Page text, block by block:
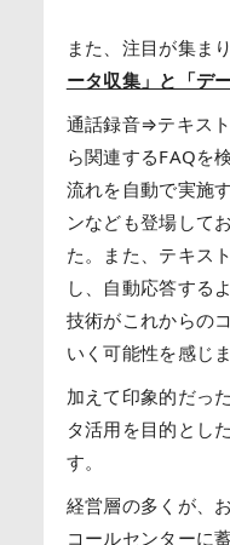
また、注目が集ま
ータ収集」と「デ
通話録音⇒テキス
ら関連するFAQ
流れを自動で実施
ンなども登場して
た。また、テキス
し、自動応答する
技術がこれからの
いく可能性を感じま
加えて印象的だっ
タ活用を目的とした
す。
経営層の多くが、
コールセンターに